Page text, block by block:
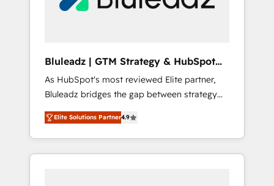
ータと業務プロセスのサイロ化を、CRMを軸と
ら、GTMの見える化・自動化まで。全Hub統合
運用、データ品質設計、グループ横断のCRM統
合に対応します。 2️⃣ AIエージェント組織構築
営業・マーケティング業務の一部をAIが自律実
行する組織への移行を設計・実装。Breeze・
Claude等をHubSpotと連携させ、役割定義・運
用ルール・成果指標まで含めて設計します。 3️⃣
Bluleadz | GTM Strategy & HubSpot
Implementation
As HubSpot's most reviewed Elite partner,
Bluleadz bridges the gap between strategy
and execution. We don't just "set up tools" —
we install the GTM Operating System (GTM
OS) to align your leadership and engineer a
portal that drives predictable revenue
Elite Solutions Partner4.9